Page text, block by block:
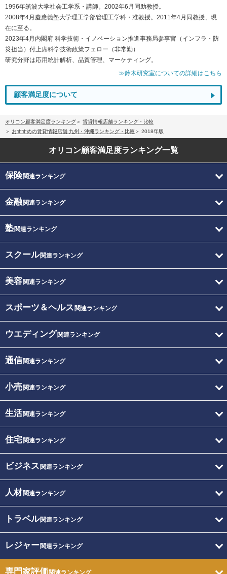
1996年筑波大学社会工学系・講師。2002年6月同助教授。
2008年4月慶應義塾大学理工学部管理工学科・准教授。2011年4月同教授、現
在に至る。
2023年4月内閣府 科学技術・イノベーション推進事務局参事官（インフラ・防
災担当）付上席科学技術政策フェロー（非常勤）
研究分野は応用統計解析、品質管理、マーケティング。
≫鈴木研究室についての詳細はこちら
顧客満足度について
オリコン顧客満足度ランキング
賃貸情報店舗ランキング・比較
おすすめの賃貸情報店舗 九州・沖縄ランキング・比較
2018年版
オリコン顧客満足度ランキング一覧
保険関連ランキング
金融関連ランキング
塾関連ランキング
スクール関連ランキング
美容関連ランキング
スポーツ＆ヘルス 関連ランキング
ウエディング関連ランキング
通信関連ランキング
小売関連ランキング
生活関連ランキング
住宅関連ランキング
ビジネス 関連ランキング
人材関連ランキング
トラベル関連ランキング
レジャー関連ランキング
専門家評価